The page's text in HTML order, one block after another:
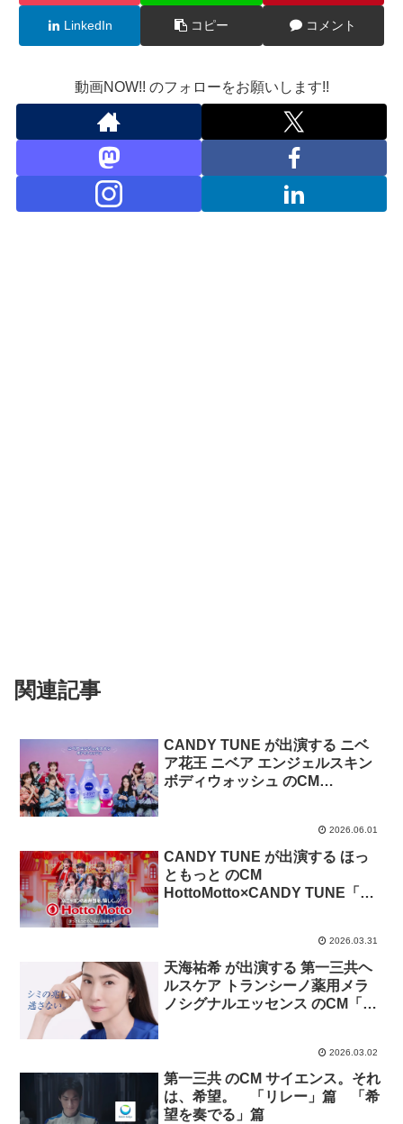
LinkedIn コピー コメント
動画NOW!! のフォローをお願いします!!
関連記事
CANDY TUNE が出演する ニベ
ア花王 ニベア エンジェルスキン
ボディウォッシュ のCM
2026.06.01
CANDY TUNE が出演する ほっ
ともっと のCM
HottoMotto×CANDY TUNE「ア
2026.03.31
天海祐希 が出演する 第一三共ヘ
ルスケア トランシーノ薬用メラ
ノシグナルエッセンス のCM「ト
2026.03.02
第一三共 のCM サイエンス。それ
は、希望。 「リレー」篇 「希
望を奏でる」篇